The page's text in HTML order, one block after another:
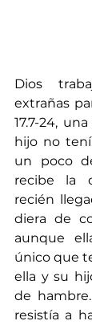
Dios
extrañas
17.7-24,
hijo no
un poco
recibe la
recién
diera de
aunque
único que
ella y su
de
resistía a